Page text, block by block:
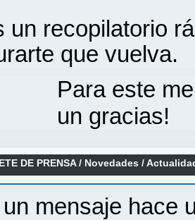
un recopilatorio
que vuelva.
Para este
un gracias!
DE PRENSA/ Novedades /
mensaje hace